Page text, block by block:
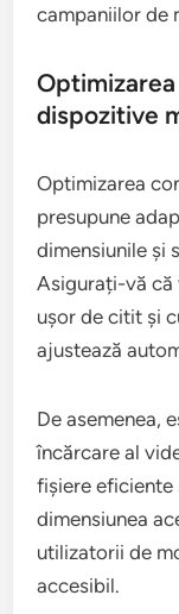
Cele mai bune
dispozitive
video și
utilizatorilor și
campaniilor de
dispozitive
presupune
dimensiunile și
Asigurați-vă că
ușor de citit și
ajustează